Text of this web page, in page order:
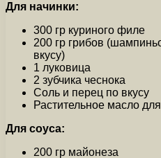
Для начинки:
300 гр куриного филе
200 гр грибов
вкусу)
1 луковица
2 зубчика чеснока
Соль и перец по вкусу
Растительное масло
Для соуса:
200 гр майонеза